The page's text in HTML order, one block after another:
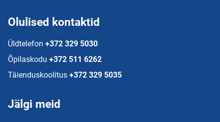
Olulised kontaktid
Üldtelefon +372 329 5030
Õpilaskodu +372 511 6262
Täienduskoolitus +372 329 5035
Jälgi meid